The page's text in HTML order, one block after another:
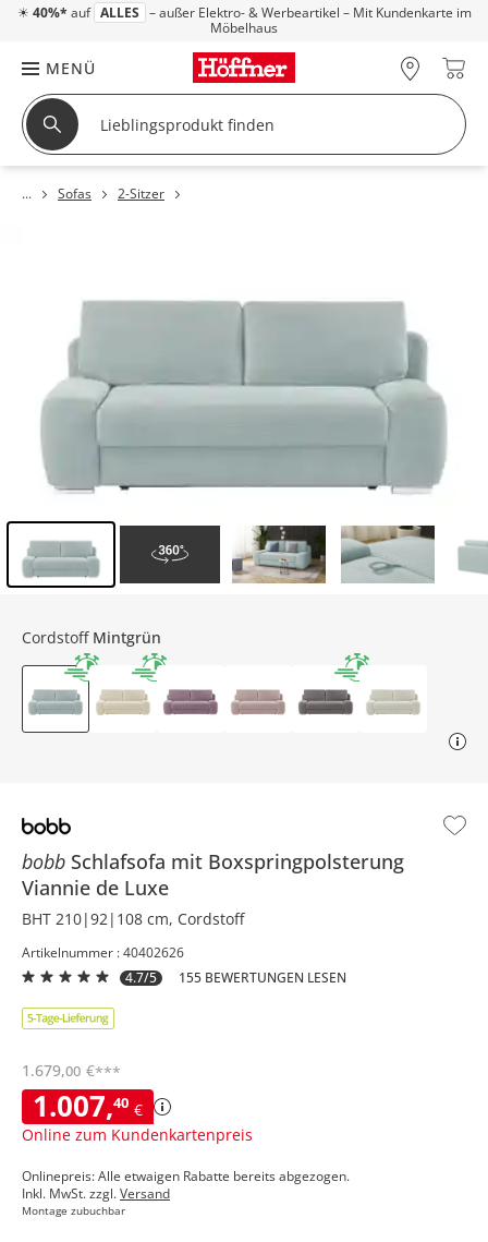
☀ 40%* auf ALLES – außer Elektro- & Werbeartikel – Mit Kundenkarte im
Möbelhaus
MENÜ
Sofas 2-Sitzer
bobb Schlafsofa mit Boxspringpolsterung
Viannie de Luxe
BHT 210|92|108 cm, Cordstoff
Artikelnummer : 40402626
4.7/5
155 BEWERTUNGEN LESEN
1.007,40 €
Online zum Kundenkartenpreis
1.679,00 €***
Onlinepreis: Alle etwaigen Rabatte bereits abgezogen.
Inkl. MwSt. zzgl.Versand
Montage zubuchbar
Cordstoff Mintgrün